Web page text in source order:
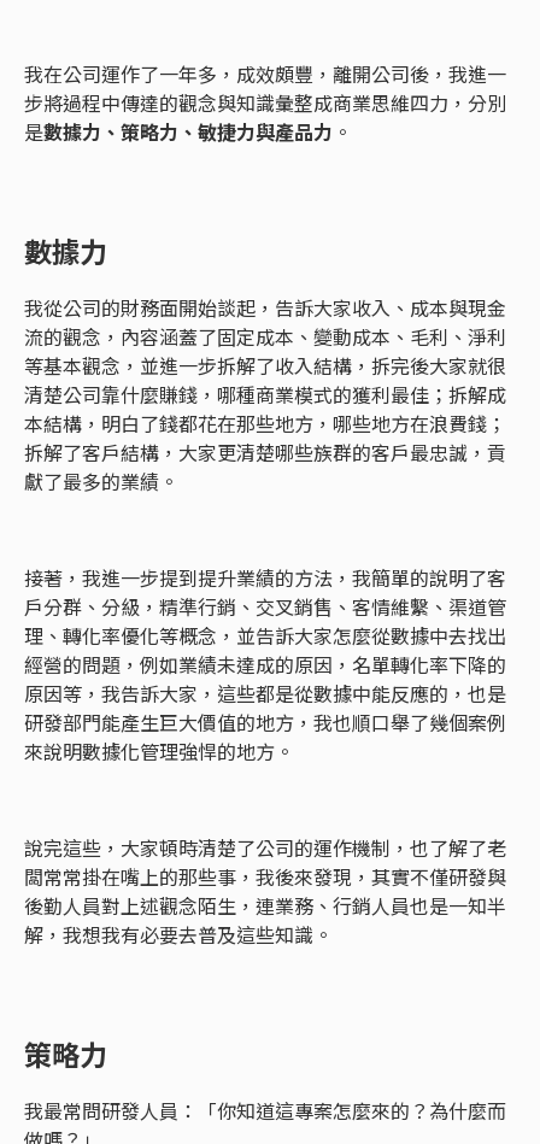
我在公司運作了一年多，成效頗豐，離開公司後，我進一
步將過程中傳達的觀念與知識彙整成商業思維四力，分別
是數據力、策略力、敏捷力與產品力 。
數據力
我從公司的財務面開始談起，告訴大家收入、成本與現金
流的觀念，內容涵蓋了固定成本、變動成本、毛利、淨利
等基本觀念，並進一步拆解了收入結構，拆完後大家就很
清楚公司靠什麼賺錢，哪種商業模式的獲利最佳；拆解成
本結構，明白了錢都花在那些地方，哪些地方在浪費錢；
拆解了客戶結構，大家更清楚哪些族群的客戶最忠誠，貢
獻了最多的業績。
接著，我進一步提到提升業績的方法，我簡單的說明了客
戶分群、分級，精準行銷、交叉銷售、客情維繫、渠道管
理、轉化率優化等概念，並告訴大家怎麼從數據中去找出
經營的問題，例如業績未達成的原因，名單轉化率下降的
原因等，我告訴大家，這些都是從數據中能反應的，也是
研發部門能產生巨大價值的地方，我也順口舉了幾個案例
來說明數據化管理強悍的地方。
說完這些，大家頓時清楚了公司的運作機制，也了解了老
闆常常掛在嘴上的那些事，我後來發現，其實不僅研發與
後勤人員對上述觀念陌生，連業務、行銷人員也是一知半
解，我想我有必要去普及這些知識。
策略力
我最常問研發人員：「你知道這專案怎麼來的？為什麼而